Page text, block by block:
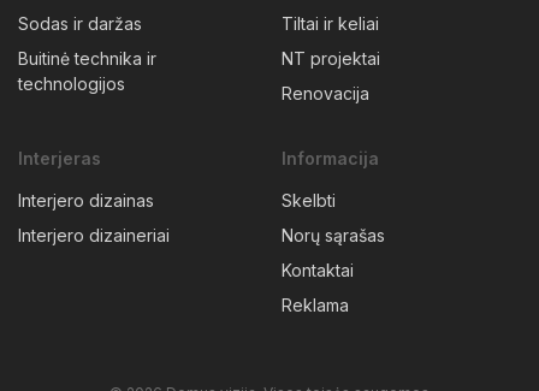
Sodas ir daržas
Buitinė technika ir
technologijos
Tiltai ir keliai
NT projektai
Renovacija
Interjeras
Interjero dizainas
Interjero dizaineriai
Informacija
Skelbti
Norų sąrašas
Kontaktai
Reklama